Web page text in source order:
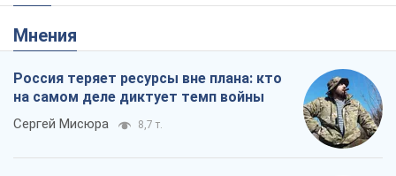
Мнения
Россия теряет ресурсы вне плана: кто
на самом деле диктует темп войны
Сергей Мисюра 8,7 т.